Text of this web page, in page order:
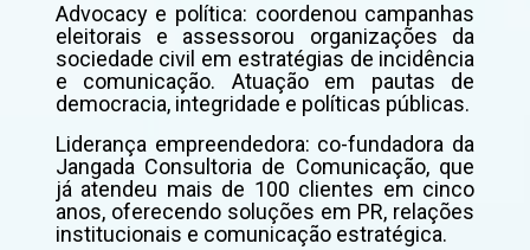
Advocacy e política: coordenou campanhas
eleitorais e assessorou organizações da
sociedade civil em estratégias de incidência
e comunicação. Atuação em pautas de
democracia, integridade e políticas públicas.
Liderança empreendedora: co-fundadora da
Jangada Consultoria de Comunicação, que
já atendeu mais de 100 clientes em cinco
anos, oferecendo soluções em PR, relações
institucionais e comunicação estratégica.